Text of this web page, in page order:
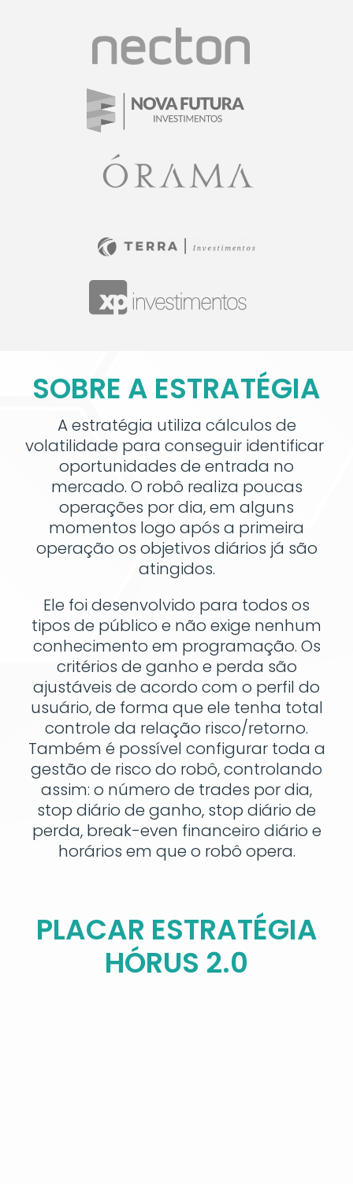
SOBRE A ESTRATÉGIA
A estratégia utiliza cálculos de
volatilidade para conseguir identificar
oportunidades de entrada no
mercado. O robô realiza poucas
operações por dia, em alguns
momentos logo após a primeira
operação os objetivos diários já são
atingidos.
Ele foi desenvolvido para todos os
tipos de público e não exige nenhum
conhecimento em programação. Os
critérios de ganho e perda são
ajustáveis de acordo com o perfil do
usuário, de forma que ele tenha total
controle da relação risco/retorno.
Também é possível configurar toda a
gestão de risco do robô, controlando
assim: o número de trades por dia,
stop diário de ganho, stop diário de
perda, break-even financeiro diário e
horários em que o robô opera.
PLACAR ESTRATÉGIA
HÓRUS 2.0